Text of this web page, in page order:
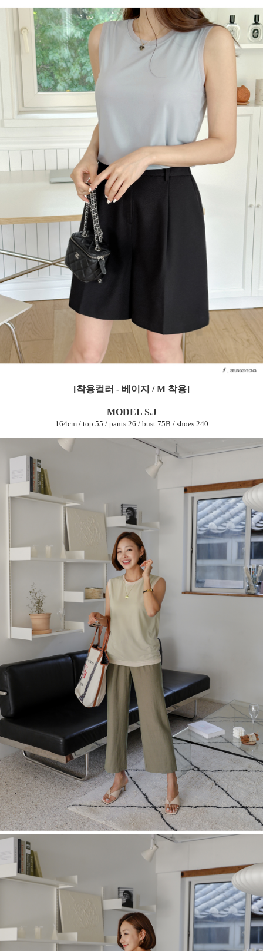
[착용컬러 - 베이지 / M 착용]
MODEL S.J
164cm / top 55 / pants 26 / bust 75B / shoes 240